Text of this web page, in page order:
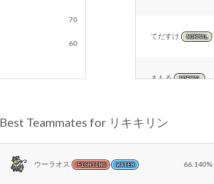
70
60
てだすけ NORMAL
まもる NORMAL
イカサマ
シャドーボール
Best Teammates for リキキリン
ウーラオス FIGHTING WATER 66.140%